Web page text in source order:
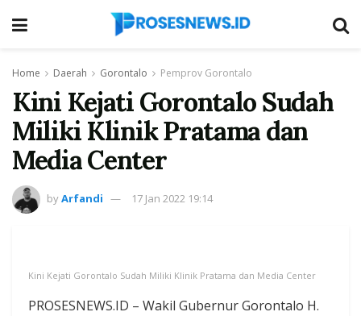
Home Daerah Gorontalo Pemprov Gorontalo
Kini Kejati Gorontalo Sudah
Miliki Klinik Pratama dan
Media Center
byArfandi 17 Jan 2022 19:14
Kini Kejati Gorontalo Sudah Miliki Klinik Pratama dan Media Center
PROSESNEWS.ID – Wakil Gubernur Gorontalo H.